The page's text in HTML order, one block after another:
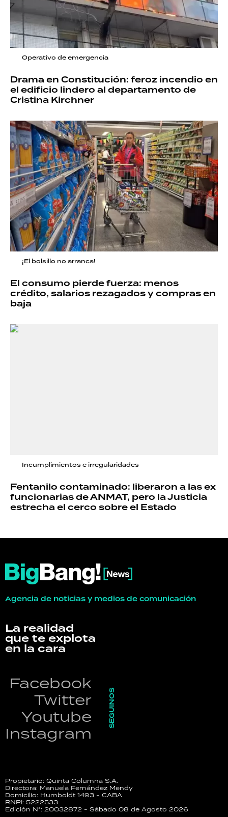
Operativo de emergencia
Drama en Constitución: feroz incendio en
el edificio lindero al departamento de
Cristina Kirchner
¡El bolsillo no arranca!
El consumo pierde fuerza: menos
crédito, salarios rezagados y compras en
baja
Incumplimientos e irregularidades
Fentanilo contaminado: liberaron a las ex
funcionarias de ANMAT, pero la Justicia
estrecha el cerco sobre el Estado
Agencia de noticias y medios de comunicación
La realidad
que te explota
en la cara
Facebook
Twitter
Youtube
Instagram
SEGUINOS
Propietario: Quinta Columna S.A.
Directora: Manuela Fernández Mendy
Domicilio: Humboldt 1493 - CABA
RNPI: 5222533
Edición N°: 20032872 - Sábado 08 de Agosto 2026